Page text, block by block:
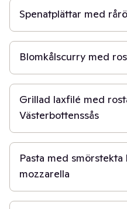
Spenatplättar med
30 min
Blomkålscurry med
50 min
Grillad laxfilé med
Västerbottenssås
30 min
Pasta med
mozzarella
20 min